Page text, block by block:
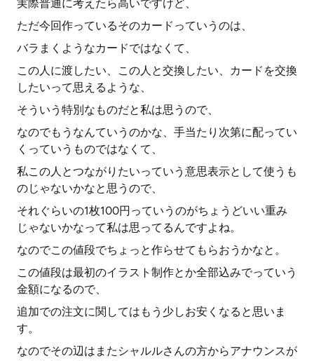
実際普通に考えたら高いですけど、
ただ今回作っているそのカードっていうのは、
バラまくようなカードではなくて、
この人に渡したい、この人と交換したい、カードを交換
したいって思えるような、
そういう特別なものだと私は思うので、
なのでもうなんていうのかな、手当たり次第に配ってい
くっていうものではなくて、
私この人とつながりたいっていう意思表示として使うも
のじゃないかなと思うので、
それぐらいの1枚100円っていうのがちょうどいい重み
じゃないかなって私は思ってるんですよね。
なのでこの値段でちょっと作らせてもらおうかなと。
この値段は最初のイラスト制作とか全部込みでっていう
金額になるので、
追加での注文に関してはもう少しお安くなると思いま
す。
なのでその辺はまたシャルルさんの方からアナウンスが